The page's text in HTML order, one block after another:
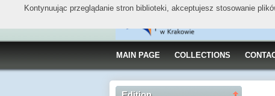
MAIN PAGE COLLECTIONS
Kontynuując przeglądanie stron biblioteki, akceptujesz stosowanie